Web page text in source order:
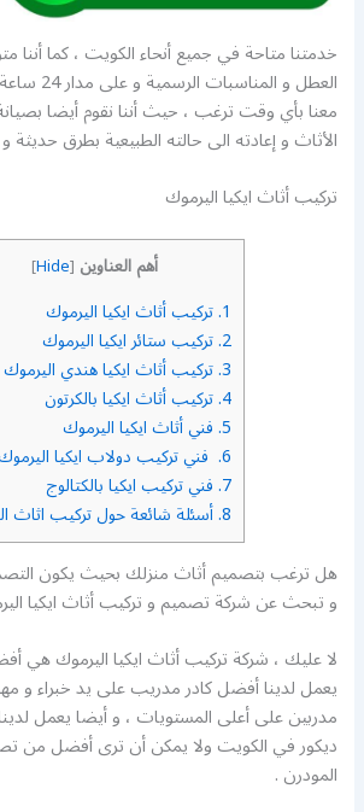
خدمتنا متاحة في جميع أنحاء الكويت ، كما أننا
العطل و
معنا بأي وقت ترغب ، حيث أننا نقوم أيضا
الأثاث و إعادته الى حالته الطبيعية بطرق
تركيب أثاث ايكيا اليرموك
أهم العناوين [
Hide
]
1. تركيب أثاث ايكيا اليرموك
2. تركيب ستائر ايكيا اليرموك
3. تركيب أثاث ايكيا هندي اليرموك
4. تركيب أثاث ايكيا بالكرتون
5. فني أثاث ايكيا اليرموك
6. فني تركيب دولاب ايكيا
7. فني تركيب ايكيا بالكتالوج
8. أسئلة شائعة حول تركيب اثاث
هل ترغب بتصميم أثاث منزلك بحيث يكون
و تبحث عن شركة تصميم و تركيب أثاث ايكيا
لا عليك ، شركة تركيب أثاث ايكيا اليرموك
يعمل لدينا أفضل كادر مدريب على يد خبراء و
مدربين على أعلى المستويات ، و أيضا يعمل
ديكور في الكويت ولا يمكن أن ترى أفضل من
المودرن .